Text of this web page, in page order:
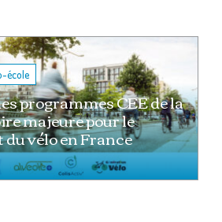
école
programmes CEE de la
majeure pour le
vélo en France